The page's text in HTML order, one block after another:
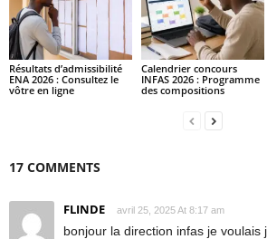
Résultats d’admissibilité
ENA 2026 : Consultez le
vôtre en ligne
Calendrier concours
INFAS 2026 : Programme
des compositions
17 COMMENTS
FLINDE avril 25, 2025 At 8:17 am
bonjour la direction infas je voulais